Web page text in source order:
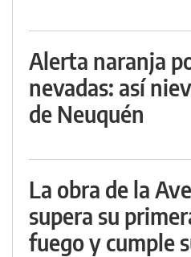
Alerta naranja
nevadas: así
de Neuquén
La obra de la
supera su
fuego y cumple